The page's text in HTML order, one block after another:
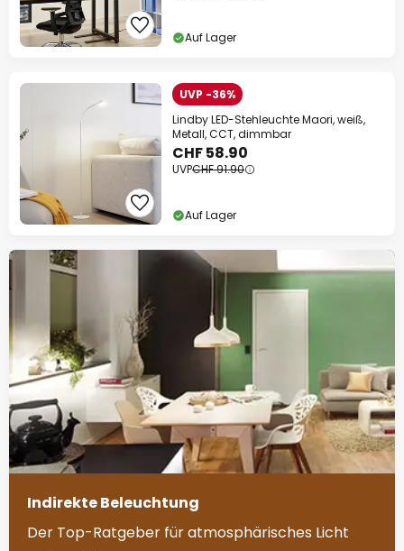
Auf Lager
UVP -36%
Lindby LED-Stehleuchte Maori, weiß,
Metall, CCT, dimmbar
CHF 58.90
UVPCHF 91.90
Auf Lager
Indirekte Beleuchtung
Der Top-Ratgeber für atmosphärisches Licht